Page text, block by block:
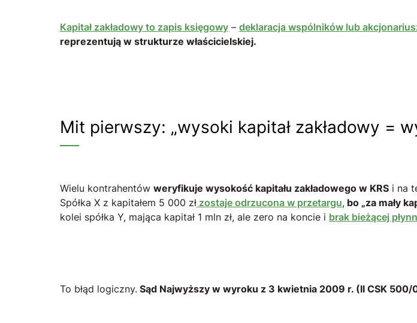
Kapitał zakładowy to zapis księgowy – deklaracja wspólników lub
reprezentują w strukturze właścicielskiej.
Mit pierwszy: „wysoki kapitał zakładowy =
Wielu kontrahentów weryfikuje wysokość kapitału zakładowego w KRS i na
Spółka X z kapitałem 5 000 zł zostaje odrzucona w przetargu, bo „za mały
kolei spółka Y, mająca kapitał 1 mln zł, ale zero na koncie i brak bieżącej
To błąd logiczny. Sąd Najwyższy w wyroku z 3 kwietnia 2009 r. (II CSK 500/